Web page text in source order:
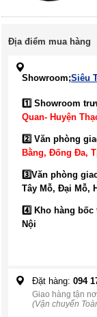
Địa điểm mua hàng
Showroom;Siêu
1️⃣ Showroom
Quan- Huyện
2️⃣ Văn phòng
Bằng, Đống Đa,
3️⃣Văn phòng
Tây Mỗ, Đại Mỗ,
4️⃣ Kho hàng
Nội
Đặt hàng: 094
Giao hàng tận
(Vận chuyển